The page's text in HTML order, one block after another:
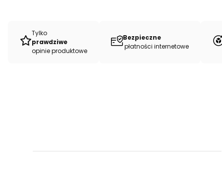
Tylko
prawdziwe
opinie produktowe
Bezpieczne
płatności internetowe
metra dla pasjonatów, po całe belki i druk autorskich wzorów